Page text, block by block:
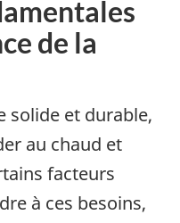
de la
solide et durable,
au chaud et
facteurs
à ces besoins,